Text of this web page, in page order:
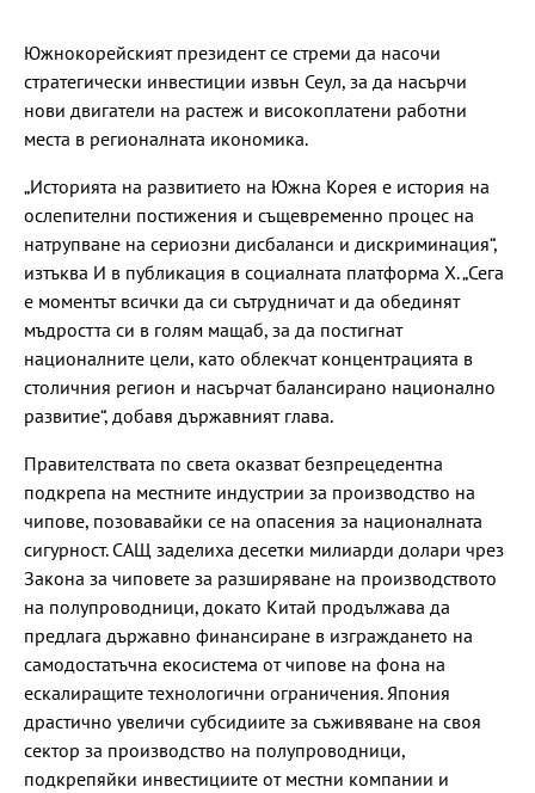
Южнокорейският президент се стреми да насочи
стратегически инвестиции извън Сеул, за да насърчи
нови двигатели на растеж и високоплатени работни
места в регионалната икономика.
„Историята на развитието на Южна Корея е история на
ослепителни постижения и същевременно процес на
натрупване на сериозни дисбаланси и дискриминация“,
изтъква И в публикация в социалната платформа X. „Сега
е моментът всички да си сътрудничат и да обединят
мъдростта си в голям мащаб, за да постигнат
националните цели, като облекчат концентрацията в
столичния регион и насърчат балансирано национално
развитие“, добавя държавният глава.
Правителствата по света оказват безпрецедентна
подкрепа на местните индустрии за производство на
чипове, позовавайки се на опасения за националната
сигурност. САЩ заделиха десетки милиарди долари чрез
Закона за чиповете за разширяване на производството
на полупроводници, докато Китай продължава да
предлага държавно финансиране в изграждането на
самодостатъчна екосистема от чипове на фона на
ескалиращите технологични ограничения. Япония
драстично увеличи субсидиите за съживяване на своя
сектор за производство на полупроводници,
подкрепяйки инвестициите от местни компании и